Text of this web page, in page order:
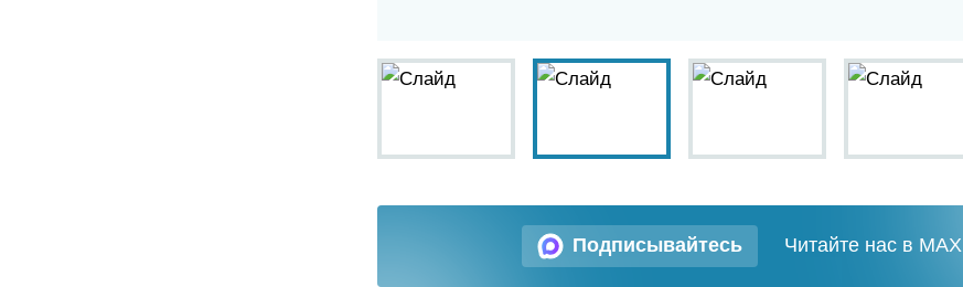
Подписывайтесь Читайте нас в MAX